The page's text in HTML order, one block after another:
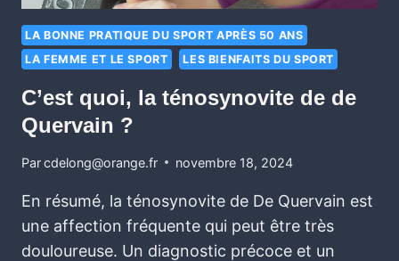
LA BONNE PRATIQUE DU SPORT APRÈS 50 ANS
LA FEMME ET LE SPORT
LES BIENFAITS DU SPORT
C’est quoi, la ténosynovite de de
Quervain ?
Parcdelong@orange.fr novembre 18, 2024
En résumé, la ténosynovite de De Quervain est
une affection fréquente qui peut être très
douloureuse. Un diagnostic précoce et un